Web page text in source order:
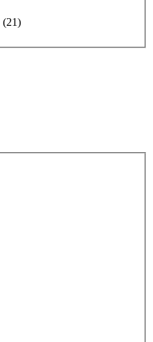
(21)